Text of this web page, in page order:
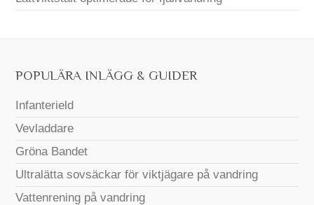
POPULÄRA INLÄGG & GUIDER
Infanterield
Vevladdare
Gröna Bandet
Ultralätta sovsäckar för viktjägare på vandring
Vattenrening på vandring